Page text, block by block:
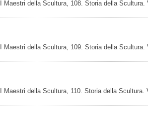
I Maestri della Scultura, 108. Storia della Scultura.
I Maestri della Scultura, 109. Storia della Scultura.
I Maestri della Scultura, 110. Storia della Scultura.